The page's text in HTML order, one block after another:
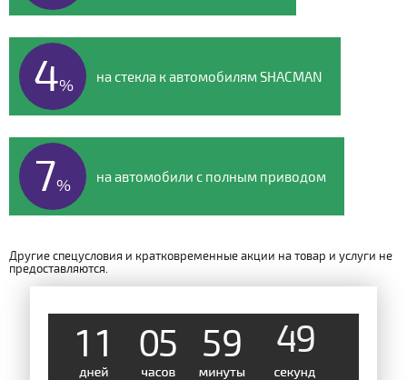
4% на стекла к автомобилям SHACMAN
7% на автомобили с полным приводом
Другие спецусловия и кратковременные акции на товар и услуги не
предоставляются.
1 1 05 59 49